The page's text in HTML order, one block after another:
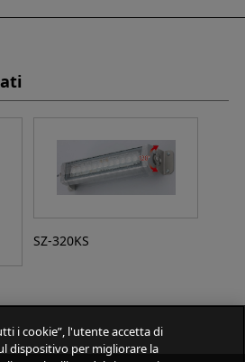
SZ-320KS
i cookie”, l'utente accetta di
dispositivo per migliorare la